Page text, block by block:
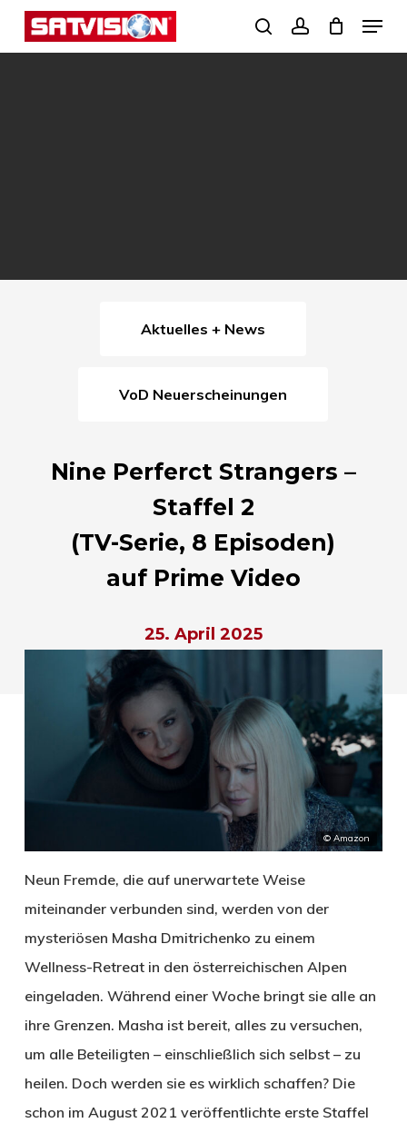
Skip
search
Menu
Aktuelles + News
VoD Neuerscheinungen
Nine Perferct Strangers –
Staffel 2
(TV-Serie, 8 Episoden)
auf Prime Video
25. April 2025
© Amazon
Neun Fremde, die auf unerwartete Weise
miteinander verbunden sind, werden von der
mysteriösen Masha Dmitrichenko zu einem
Wellness-Retreat in den österreichischen Alpen
eingeladen. Während einer Woche bringt sie alle an
ihre Grenzen. Masha ist bereit, alles zu versuchen,
um alle Beteiligten – einschließlich sich selbst – zu
heilen. Doch werden sie es wirklich schaffen? Die
schon im August 2021 veröffentlichte erste Staffel